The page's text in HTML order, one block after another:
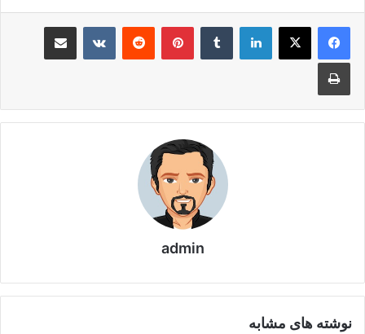
لینکدین ‫تامبلر ‫پین‌ترست‫رددیت ‫VKontakteاشتراک گذاری از طریق ایمیل
چاپ
admin
نوشته های مشابه